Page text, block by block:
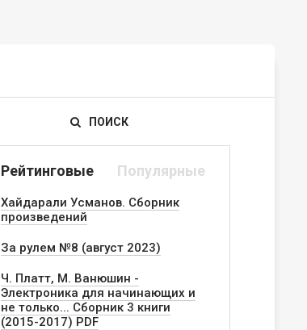
ПОИСК
Рейтинговые Популярные
Хайдарали Усманов. Сборник
произведений
За рулем №8 (август 2023)
Ч. Платт, М. Ванюшин -
Электроника для начинающих и
не только... Сборник 3 книги
(2015-2017) PDF